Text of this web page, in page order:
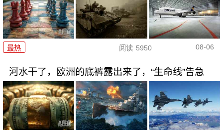
最热 阅读 5950 08-06
河水干了，欧洲的底裤露出来了，“生命线”告急